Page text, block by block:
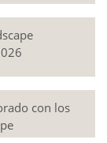
con los